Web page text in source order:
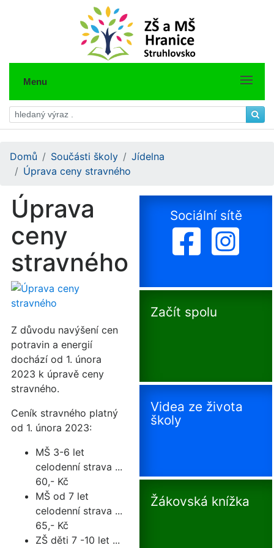
Menu
Domů Součásti školy
Jídelna
Úprava ceny stravného
Úprava
ceny
stravného
Z důvodu navýšení cen
potravin a energií
dochází od 1. února
2023 k úpravě ceny
stravného.
Ceník stravného platný
od 1. února 2023:
MŠ 3-6 let
celodenní strava ...
60,- Kč
MŠ od 7 let
celodenní strava ...
65,- Kč
ZŠ děti 7 -10 let ...
Sociální sítě
Začít spolu
Videa ze života
školy
Žákovská knížka